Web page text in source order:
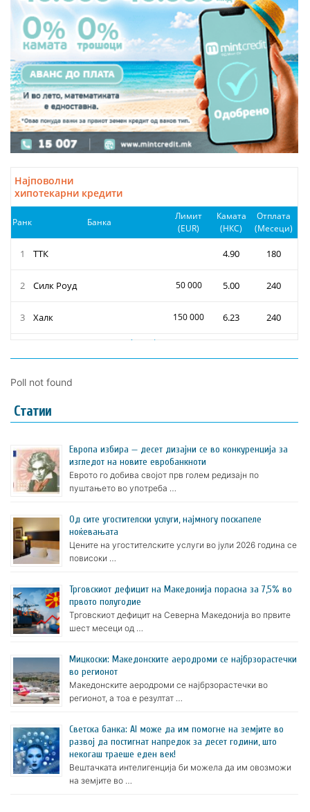
Poll not found
Статии
Европа избира — десет дизајни се во конкуренција за
изгледот на новите евробанкноти
Еврото го добива својот прв голем редизајн по
пуштањето во употреба …
Oд сите угостителски услуги, најмногу поскапеле
ноќевањата
Цените на угостителските услуги во јули 2026 година се
повисоки …
Трговскиот дефицит на Македонија порасна за 7,5% во
првото полугодие
Трговскиот дефицит на Северна Македонија во првите
шест месеци од …
Мицкоски: Македонските аеродроми се најбрзорастечки
во регионот
Македонските аеродроми се најбрзорастечки во
регионот, а тоа е резултат …
Светска банка: AI може да им помогне на земјите во
развој да постигнат напредок за десет години, што
некогаш траеше еден век!
Вештачката интелигенција би можела да им овозможи
на земјите во …